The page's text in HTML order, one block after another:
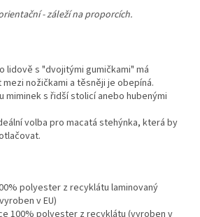
- záleží na proporcích.
lidově s "dvojitými gumičkami" má
nožičkami a těsněji je obepíná.
miminek s řidší stolicí anebo hubenými
volba pro macatá stehýnka, která by
polyester z recyklátu laminovaný
v EU)